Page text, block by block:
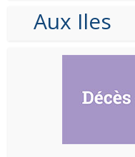
Aux Iles